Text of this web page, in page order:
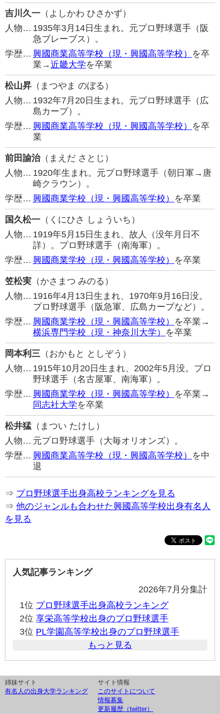
吉川久一 （よしかわ ひさかず）
人物… 1935年3月14日生まれ。元プロ野球選手（阪
急ブレーブス）。
学歴… 興國商業高等学校（現・興國高等学校） を卒
業→近畿大学を卒業
松山昇 （まつやま のぼる）
人物… 1932年7月20日生まれ。元プロ野球選手（広
島カープ）。
学歴… 興國商業高等学校（現・興國高等学校） を卒
業
前田諭治（まえだ さとじ）
人物… 1920年生まれ。元プロ野球選手（朝日軍→唐
崎クラウン）。
学歴… 興國商業学校（現・興國高等学校） を卒業
国久松一 （くにひさ しょういち）
人物… 1919年5月15日生まれ、故人（没年月日不
詳）。プロ野球選手（南海軍）。
学歴… 興國商業学校（現・興國高等学校） を卒業
笠松実 （かさまつ みのる）
人物… 1916年4月13日生まれ、1970年9月16日没。
プロ野球選手（阪急軍、広島カープなど）。
学歴… 興國商業学校（現・興國高等学校） を卒業→
横浜専門学校（現・神奈川大学） を卒業
岡本利三 （おかもと としぞう）
人物… 1915年10月20日生まれ、2002年5月没。プロ
野球選手（名古屋軍、南海軍）。
学歴… 興國商業学校（現・興國高等学校） を卒業→
同志社大学を卒業
松井猛 （まつい たけし）
人物… 元プロ野球選手（大毎オリオンズ）。
学歴… 興國商業高等学校（現・興國高等学校） を中
退
⇒ プロ野球選手出身高校ランキングを見る
⇒ 他のジャンルも合わせた興國高等学校出身有名人
を見る
人気記事ランキング
2026年7月分集計
1位 プロ野球選手出身高校ランキング
2位 享栄高等学校出身のプロ野球選手
3位 PL学園高等学校出身のプロ野球選手
もっと見る
姉妹サイト
有名人の出身大学ランキング
サイト情報
このサイトについて
情報募集
更新履歴（twitter）